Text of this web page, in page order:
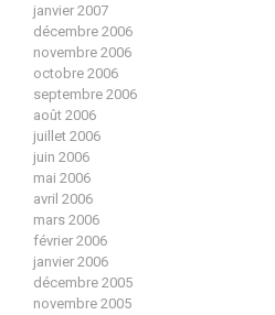
janvier 2007
décembre 2006
novembre 2006
octobre 2006
septembre 2006
août 2006
juillet 2006
juin 2006
mai 2006
avril 2006
mars 2006
février 2006
janvier 2006
décembre 2005
novembre 2005